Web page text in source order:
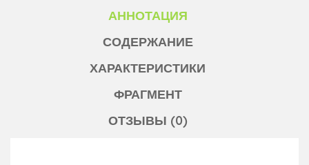
АННОТАЦИЯ
СОДЕРЖАНИЕ
ХАРАКТЕРИСТИКИ
ФРАГМЕНТ
ОТЗЫВЫ (0)